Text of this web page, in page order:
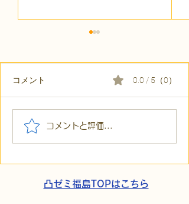
【代表ブログ】「目の前
の小石」と自立への伴
コメント 0.0 / 5（0）
コメントと評価...
凸ゼミ福島TOPはこちら